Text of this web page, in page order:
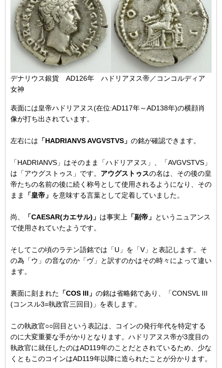
デナリウス銀貨 AD126年 ハドリアヌス帝／コンコルディア
女神
表面には皇帝ハドリアヌス(在位:AD117年～AD138年)の横顔肖
像が打ち出されています。
左右には 「HADRIANVS AVGVSTVS」 の銘が確認できます。
「HADRIANVS」はそのまま「ハドリアヌス」、「AVGVSTVS」
は「アウグストゥス」です。 アウグストゥスの名は、その後の皇
帝たちの名前の後に続く称号として使用されるようになり、その
まま
「皇帝」 を意味する言葉として定着していました。
尚、 「CAESAR(カエサル)」 は事実上 「副帝」 というニュアンス
で使用されていたようです。
そしてこの頃のラテン語銘では「U」を「V」と表記します。そ
の為「ウ」の音なのか「ヴ」と訳すのかはその時々によって違い
ます。
裏面に刻まれた 「COS III」 の銘は省略銘であり、「CONSVL III
(コンスル3=執政官三回目)」を表します。
この執政官○○回目という表記は、コインの発行年代を特定する
のに大変重要な手がかりとなります。ハドリアヌス帝が3度目の
執政官に就任したのはAD119年のことだとされているため、少な
くともこのコインはAD119年以降に造られたことが分かります。